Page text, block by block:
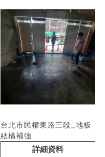
台北市民權東路三段_地板
結構補強
詳細資料